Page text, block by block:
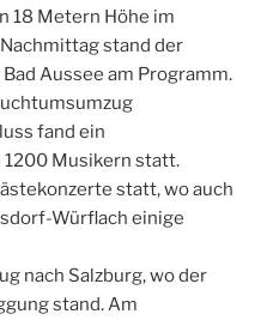
18 Metern Höhe im
stand der
Aussee am Programm.
fand ein
Musikern statt.
statt, wo auch
Würflach einige
nach Salzburg, wo der
stand. Am